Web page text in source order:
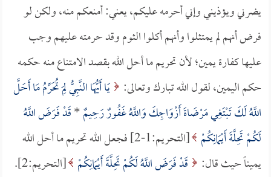
يضرني ويؤذيني وإني أحرمه عليكم، يعني: أمنعكم منه، ولكن لو
فرض أنهم لم يمتثلوا وأنهم أكلوا الثوم وقد حرمته عليهم وجب
عليها كفارة يمين؛ لأن تحريم ما أحل الله بقصد الامتناع منه حكمه
حكم اليمين، لقول الله تبارك وتعالى: يَا أَيُّهَا النَّبِيُّ لِمَ تُحَرِّمُ مَا أَحَلَّ
اللَّهُ لَكَ تَبْتَغِي مَرْضَاةَ أَزْوَاجِكَ وَاللَّهُ غَفُورٌ رَحِيمٌ*قَدْ فَرَضَ اللَّهُ
لَكُمْ تَحِلَّةَ أَيْمَانِكُمْ
[التحريم:1-2] فجعل الله تحريم ما أحل الله
يميناً حيث قال:
قَدْ فَرَضَ اللَّهُ لَكُمْ تَحِلَّةَ أَيْمَانِكُمْ [التحريم:2].